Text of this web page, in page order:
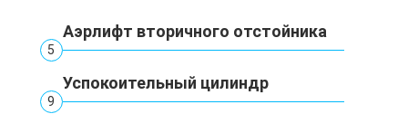
Аэрлифт вторичного отстойника
5
Успокоительный цилиндр
9